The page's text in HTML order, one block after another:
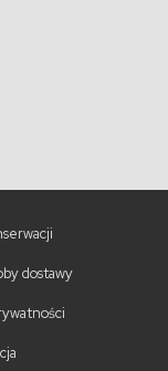
dostawy